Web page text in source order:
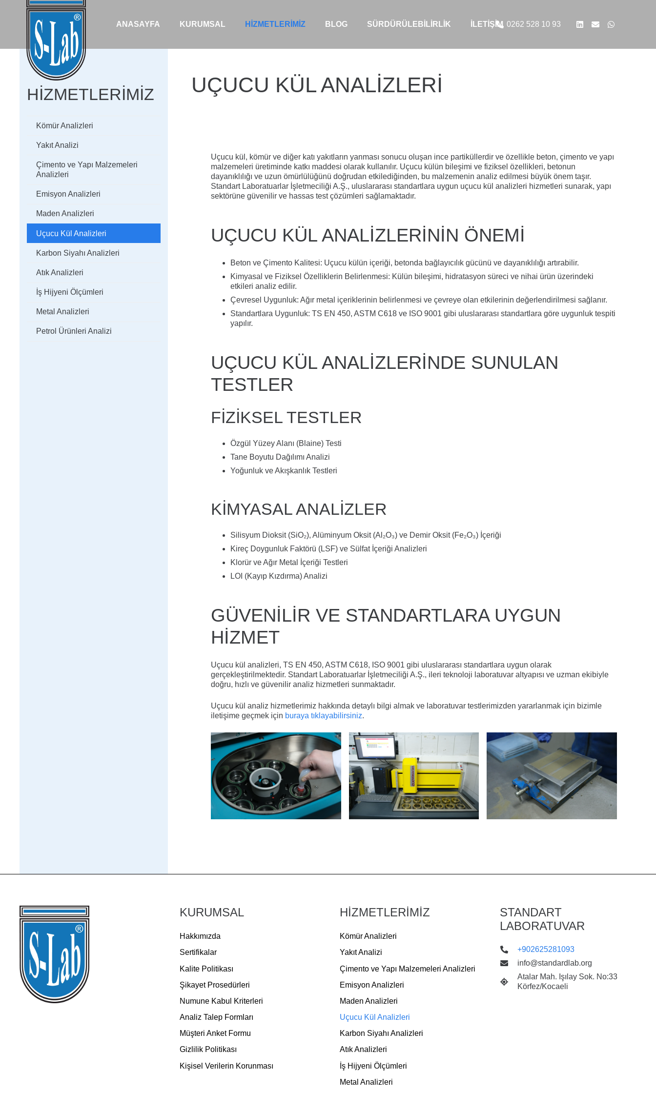
ANASAYFA KURUMSAL HIZMETLERIMIZ BLOG SÜRDÜRÜLEBILIRLIK İLETIŞIM 0262 528 10 93
HIZMETLERIMIZ
Kömür Analizleri
Yakıt Analizi
Çimento ve Yapı Malzemeleri
Analizleri
Emisyon Analizleri
Maden Analizleri
Uçucu Kül Analizleri
Karbon Siyahı Analizleri
Atık Analizleri
İş Hijyeni Ölçümleri
Metal Analizleri
Petrol Ürünleri Analizi
UÇUCU KÜL ANALIZLERI
Uçucu kül, kömür ve diğer katı yakıtların yanması sonucu oluşan ince partiküllerdir ve özellikle beton, çimento ve yapı
malzemeleri üretiminde katkı maddesi olarak kullanılır. Uçucu külün bileşimi ve fiziksel özellikleri, betonun
dayanıklılığı ve uzun ömürlülüğünü doğrudan etkilediğinden, bu malzemenin analiz edilmesi büyük önem taşır.
Standart Laboratuarlar İşletmeciliği A.Ş., uluslararası standartlara uygun uçucu kül analizleri hizmetleri sunarak, yapı
sektörüne güvenilir ve hassas test çözümleri sağlamaktadır.
UÇUCU KÜL ANALIZLERININ ÖNEMI
Beton ve Çimento Kalitesi: Uçucu külün içeriği, betonda bağlayıcılık gücünü ve dayanıklılığı artırabilir.
Kimyasal ve Fiziksel Özelliklerin Belirlenmesi: Külün bileşimi, hidratasyon süreci ve nihai ürün üzerindeki
etkileri analiz edilir.
Çevresel Uygunluk: Ağır metal içeriklerinin belirlenmesi ve çevreye olan etkilerinin değerlendirilmesi sağlanır.
Standartlara Uygunluk: TS EN 450, ASTM C618 ve ISO 9001 gibi uluslararası standartlara göre uygunluk tespiti
yapılır.
UÇUCU KÜL ANALIZLERINDE SUNULAN
TESTLER
FIZIKSEL TESTLER
Özgül Yüzey Alanı (Blaine) Testi
Tane Boyutu Dağılımı Analizi
Yoğunluk ve Akışkanlık Testleri
KIMYASAL ANALIZLER
Silisyum Dioksit (SiO₂), Alüminyum Oksit (Al₂O₃) ve Demir Oksit (Fe₂O₃) İçeriği
Kireç Doygunluk Faktörü (LSF) ve Sülfat İçeriği Analizleri
Klorür ve Ağır Metal İçeriği Testleri
LOI (Kayıp Kızdırma) Analizi
GÜVENILIR VE STANDARTLARA UYGUN
HIZMET
Uçucu kül analizleri, TS EN 450, ASTM C618, ISO 9001 gibi uluslararası standartlara uygun olarak
gerçekleştirilmektedir. Standart Laboratuarlar İşletmeciliği A.Ş., ileri teknoloji laboratuvar altyapısı ve uzman ekibiyle
doğru, hızlı ve güvenilir analiz hizmetleri sunmaktadır.
Uçucu kül analiz hizmetlerimiz hakkında detaylı bilgi almak ve laboratuvar testlerimizden yararlanmak için bizimle
iletişime geçmek için buraya tıklayabilirsiniz.
KURUMSAL
Hakkımızda
Sertifikalar
Kalite Politikası
Şikayet Prosedürleri
Numune Kabul Kriterleri
Analiz Talep Formları
Müşteri Anket Formu
Gizlilik Politikası
Kişisel Verilerin Korunması
HİZMETLERİMİZ
Kömür Analizleri
Yakıt Analizi
Çimento ve Yapı Malzemeleri Analizleri
Emisyon Analizleri
Maden Analizleri
Uçucu Kül Analizleri
Karbon Siyahı Analizleri
Atık Analizleri
İş Hijyeni Ölçümleri
Metal Analizleri
STANDART
LABORATUVAR
+902625281093
info@standardlab.org
Atalar Mah. Işılay Sok. No:33
Körfez/Kocaeli